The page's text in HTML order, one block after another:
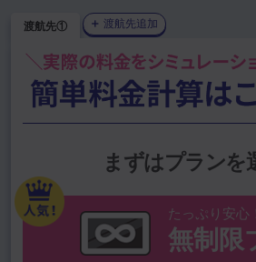
渡航先① ＋ 渡航先追加
まずはプランを
たっぷり安心！
無制限
1GBプランを選択中
上位渡航国から選ぶ
韓国（大韓民
国）
中国（
共和
タイ ハワイ ベト
オーストラリア スペ